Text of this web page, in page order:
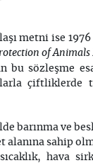
metni ise
of Animals
bu sözleşme
çiftliklerde
barınma ve
alanına sahip
hava